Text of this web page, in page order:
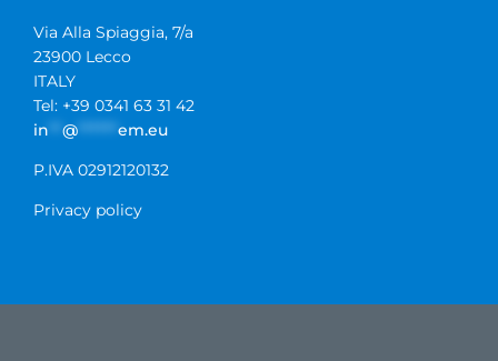
Via Alla Spiaggia, 7/a
23900 Lecco
ITALY
Tel: +39 0341 63 31 42
in
@ ****** em.eu
P.IVA 02912120132
Privacy policy